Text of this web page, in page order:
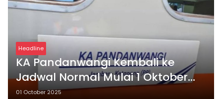
Headline
KA Pandanwangi Kembali ke
Jadwal Normal Mulai 1 Oktober
2025
01 October 2025